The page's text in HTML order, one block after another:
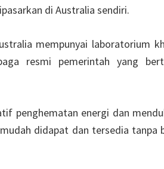
di Australia sendiri.
mempunyai laboratorium
resmi pemerintah yang
penghematan energi dan
didapat dan tersedia tanpa